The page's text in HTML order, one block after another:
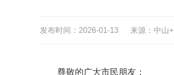
发布时间：2026-01-13 来源：中山+
尊敬的广大市民朋友：